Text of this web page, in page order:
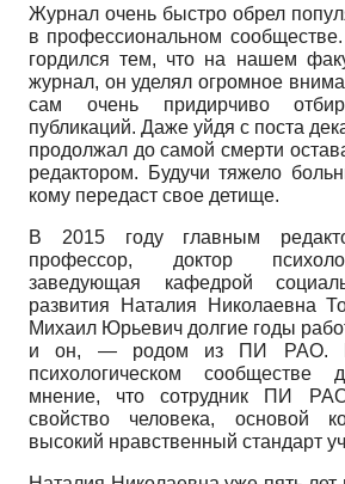
Журнал очень быстро обрел
в профессиональном
гордился тем, что на нашем
журнал, он уделял огромное
сам очень придирчиво
публикаций. Даже уйдя с поста
продолжал до самой смерти
редактором. Будучи тяжело
кому передаст свое детище.
В 2015 году главным
профессор, доктор
заведующая кафедрой
развития Наталия Николаевна
Михаил Юрьевич долгие годы
и он, — родом из ПИ РАО. В
психологическом сообществе
мнение, что сотрудник ПИ
свойство человека, основой
высокий нравственный стандарт